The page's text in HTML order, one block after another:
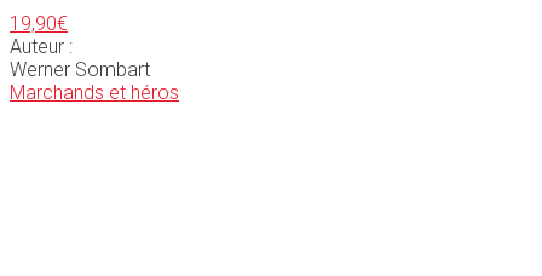
19,90€
Auteur :
Werner Sombart
Marchands et héros